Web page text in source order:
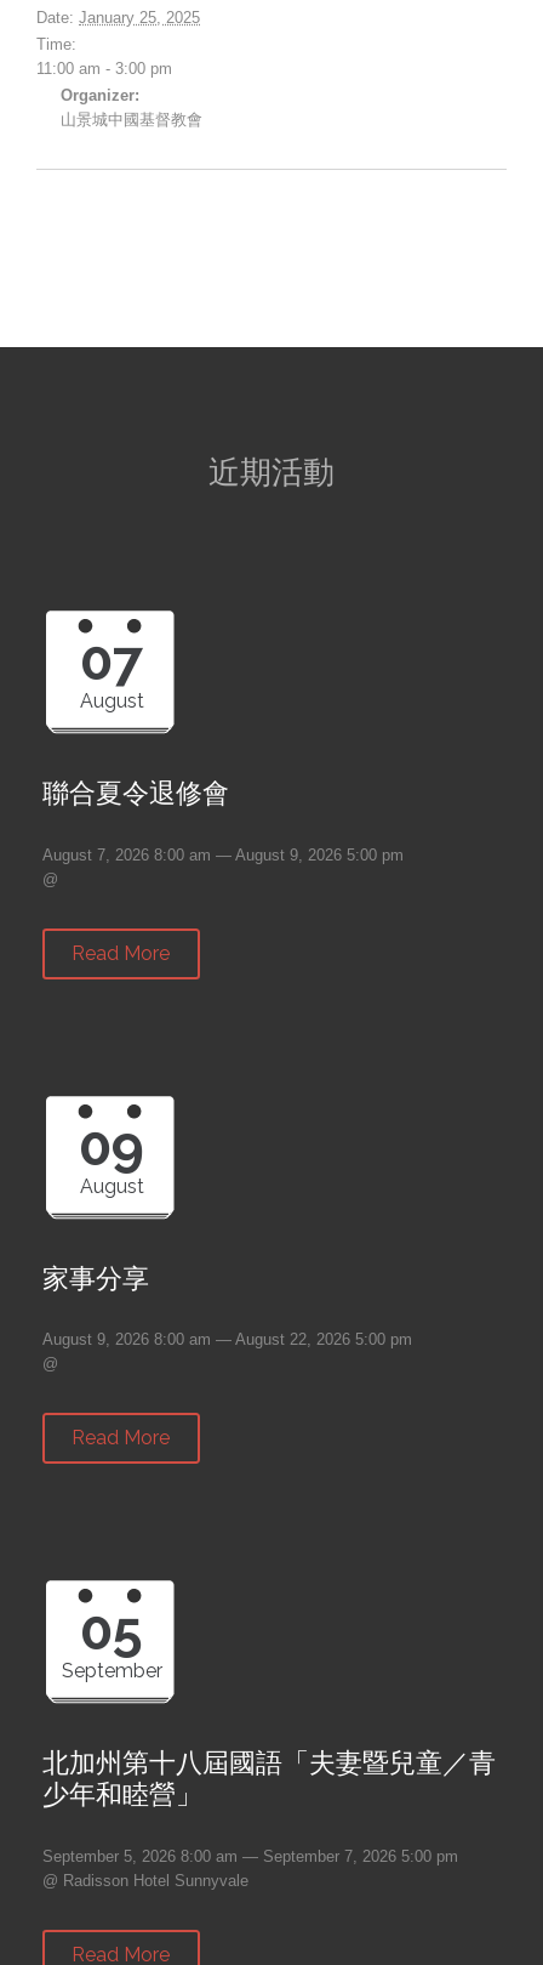
Date: January 25, 2025
Time:
11:00 am - 3:00 pm
Organizer:
山景城中國基督教會
近期活動
07
August
聯合夏令退修會
August 7, 2026 8:00 am — August 9, 2026 5:00 pm
@
Read More
09
August
家事分享
August 9, 2026 8:00 am — August 22, 2026 5:00 pm
@
Read More
05
September
北加州第十八屆國語「夫妻暨兒童／青
少年和睦營」
September 5, 2026 8:00 am — September 7, 2026 5:00 pm
@ Radisson Hotel Sunnyvale
Read More